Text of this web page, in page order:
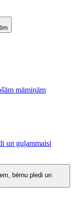
māmiņām
un guļammaisi
bērnu pledi un